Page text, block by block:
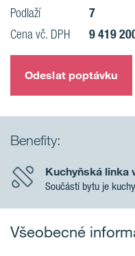
Podlaží 7
Cena vč. DPH 9 419
Odeslat poptávku
Benefity:
Kuchyňská linka
Součástí bytu je
Všeobecné